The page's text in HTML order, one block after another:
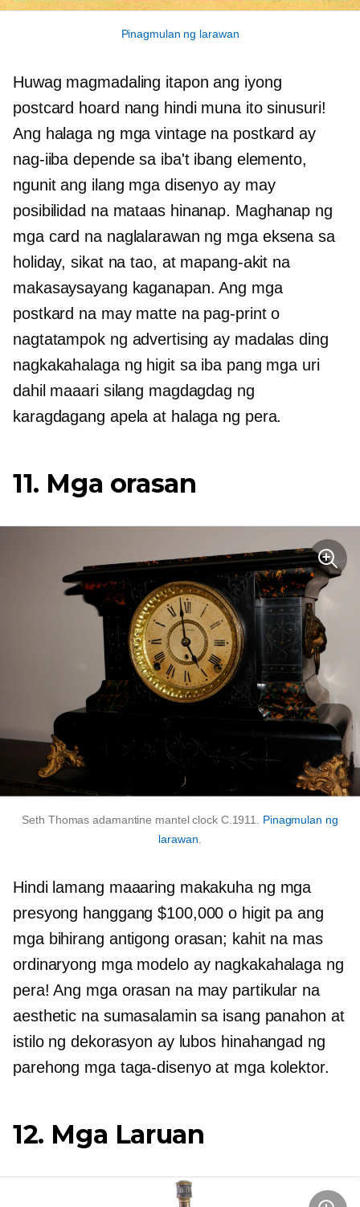
Pinagmulan ng larawan
Huwag magmadaling itapon ang iyong
postcard hoard nang hindi muna ito sinusuri!
Ang halaga ng mga vintage na postkard ay
nag-iiba depende sa iba't ibang elemento,
ngunit ang ilang mga disenyo ay may
posibilidad na mataas hinanap. Maghanap ng
mga card na naglalarawan ng mga eksena sa
holiday, sikat na tao, at mapang-akit na
makasaysayang kaganapan. Ang mga
postkard na may matte na pag-print o
nagtatampok ng advertising ay madalas ding
nagkakahalaga ng higit sa iba pang mga uri
dahil maaari silang magdagdag ng
karagdagang apela at halaga ng pera.
11. Mga orasan
Seth Thomas adamantine mantel clock C.1911. Pinagmulan ng
larawan
Hindi lamang maaaring makakuha ng mga
presyong hanggang $100,000 o higit pa ang
mga bihirang antigong orasan; kahit na mas
ordinaryong mga modelo ay nagkakahalaga ng
pera! Ang mga orasan na may partikular na
aesthetic na sumasalamin sa isang panahon at
istilo ng dekorasyon ay lubos hinahangad ng
parehong mga taga-disenyo at mga kolektor.
12. Mga Laruan